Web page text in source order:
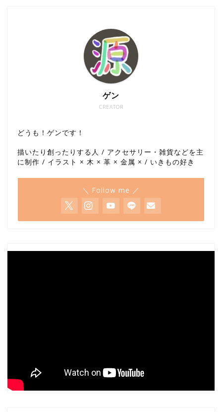
CREATOR
ゲン
どうも！ゲンです！
描いたり創ったりする人 / アクセサリー・雑貨などを主
に制作 / イラスト × 木 × 革 × 金属 × / いきもの好き
＼ Follow me ／